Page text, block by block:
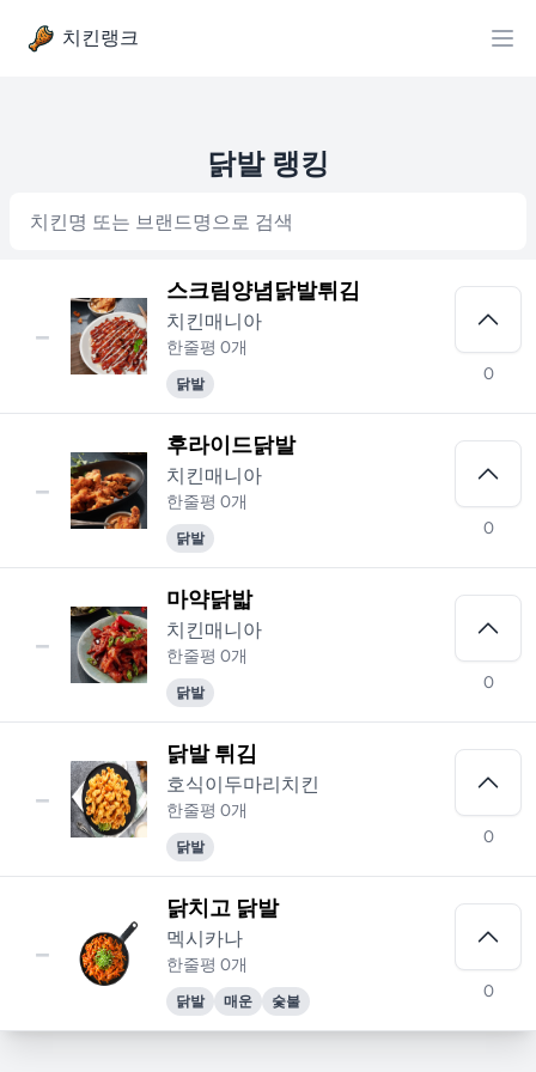
치킨랭크
닭발 랭킹
-
스크림양념닭발튀김
치킨매니아
한줄평 0개
닭발 0
-
후라이드닭발
치킨매니아
한줄평 0개
닭발 0
-
마약닭밟
치킨매니아
한줄평 0개
닭발 0
-
닭발 튀김
호식이두마리치킨
한줄평 0개
닭발 0
-
닭치고 닭발
멕시카나
한줄평 0개
닭발 매운 숯불 0